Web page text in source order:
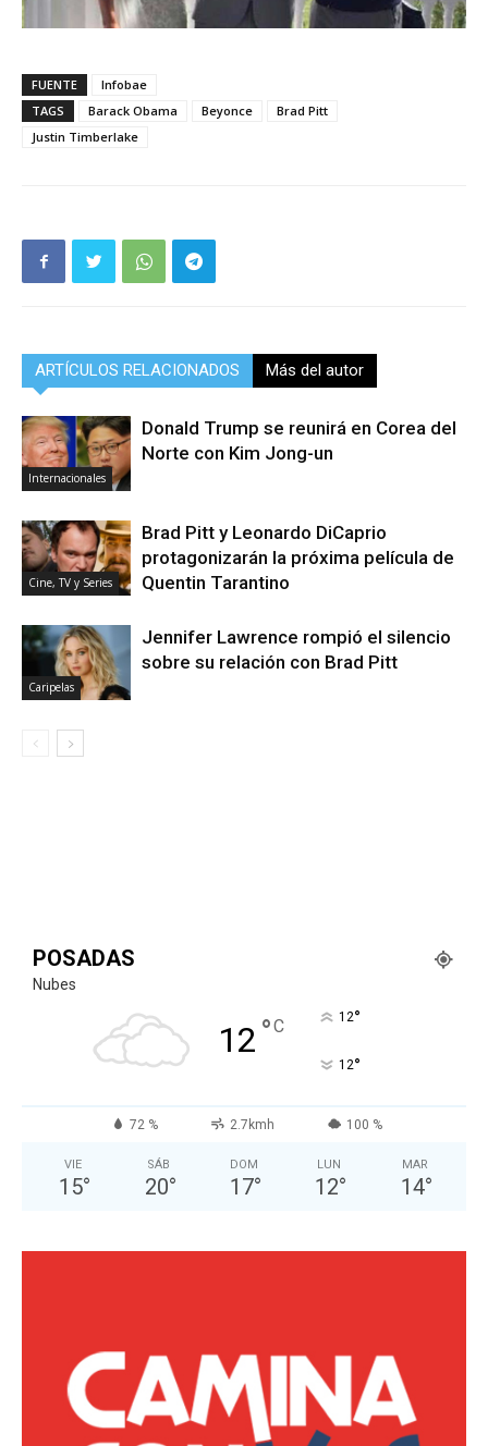
FUENTE
Infobae
TAGS
Barack Obama Beyonce
Brad Pitt
Justin Timberlake
ARTÍCULOS RELACIONADOS Más del autor
Internacionales
Donald Trump se reunirá en Corea del
Norte con Kim Jong-un
Cine, TV y Series
Brad Pitt y Leonardo DiCaprio
protagonizarán la próxima película de
Quentin Tarantino
Caripelas
Jennifer Lawrence rompió el silencio
sobre su relación con Brad Pitt
POSADAS
Nubes
12 °C 12°
12°
72 % 2.7kmh 100 %
VIE
15°
SÁB
20°
DOM
17°
LUN
12°
MAR
14°